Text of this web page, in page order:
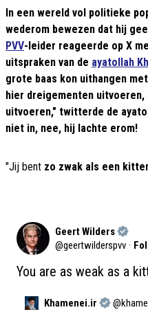
In een wereld vol politieke
wederom bewezen dat hij
PVV-leider reageerde op X
uitspraken van de ayatollah
grote baas kon uithangen
hier dreigementen
uitvoeren," twitterde de
niet in, nee, hij lachte erom!
"Jij bent zo zwak als een
Geert Wilders
@geertwilderspvv ·
You are as weak as a
Khamenei.ir @